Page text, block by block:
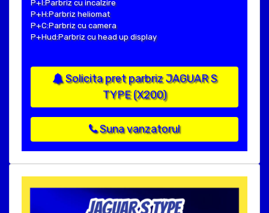
P+I:Parbriz cu incalzire
P+H:Parbriz heliomat
P+C:Parbriz cu camera
P+Hud:Parbriz cu head up display
Solicita pret parbriz JAGUAR S
TYPE (X200)
Suna vanzatorul